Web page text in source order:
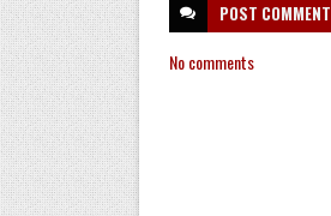
POST COMMENT
No comments